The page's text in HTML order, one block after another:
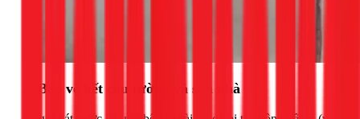
2. Bảo vệ kết cấu tường và sàn nhà